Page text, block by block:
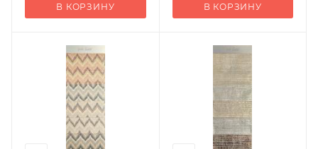
В КОРЗИНУ В КОРЗИНУ